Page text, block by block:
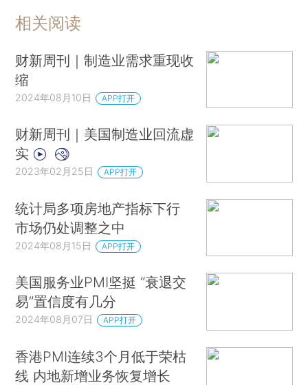
相关阅读
财新周刊｜制造业需求重现收
缩
2024年08月10日 APP打开
财新周刊｜美国制造业回流虚
实
2023年02月25日 APP打开
统计局多项房地产指标下行
市场仍处调整之中
2024年08月15日 APP打开
美国服务业PMI坚挺 “衰退交
易”置信度有几分
2024年08月07日 APP打开
香港PMI连续3个月低于荣枯
线 内地新增业务恢复增长